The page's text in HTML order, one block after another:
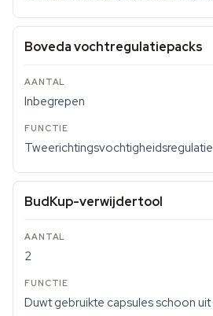
Boveda vochtregulatiepacks
Inbegrepen
BudKup-verwijdertool
2
Duwt gebruikte capsules schoon